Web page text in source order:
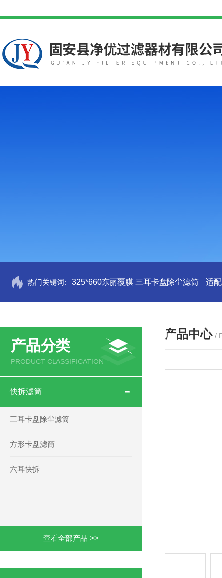
热门关键词: 325*660东丽覆膜 三耳卡盘除尘滤筒 适
产品分类
PRODUCT CLASSIFICATION
快拆滤筒
三耳卡盘除尘滤筒
方形卡盘滤筒
六耳快拆
查看全部产品 >>
产品中心 /